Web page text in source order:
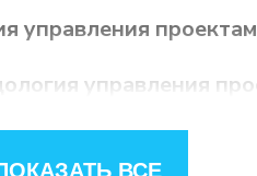
управления
управления
ВСЕ